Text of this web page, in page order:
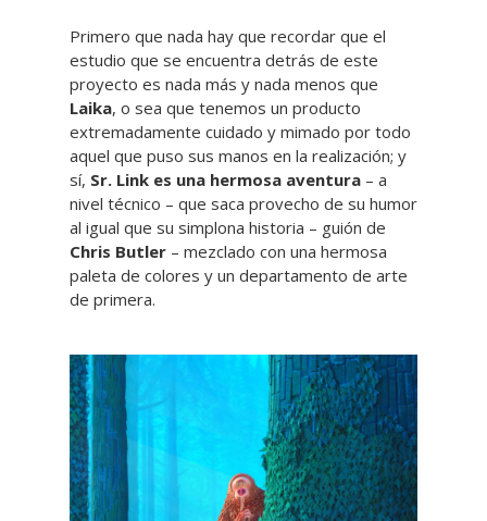
Primero que nada hay que recordar que el
estudio que se encuentra detrás de este
proyecto es nada más y nada menos que
Laika, o sea que tenemos un producto
extremadamente cuidado y mimado por todo
aquel que puso sus manos en la realización; y
sí, Sr. Link es una hermosa aventura – a
nivel técnico – que saca provecho de su humor
al igual que su simplona historia – guión de
Chris Butler – mezclado con una hermosa
paleta de colores y un departamento de arte
de primera.